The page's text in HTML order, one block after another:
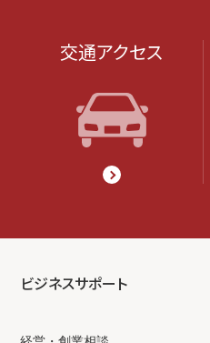
交通アクセス
ビジネスサポート